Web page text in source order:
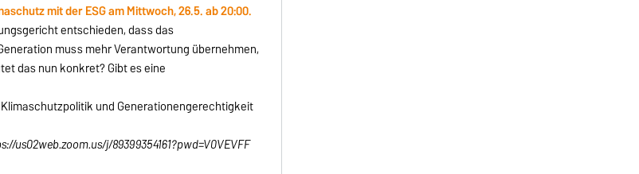
mit der ESG am Mittwoch, 26.5. ab 20:00.
entschieden, dass das
muss mehr Verantwortung übernehmen,
das nun konkret? Gibt es eine
und Generationengerechtigkeit
us02web.zoom.us/j/89399354161?pwd=V0VEVFF